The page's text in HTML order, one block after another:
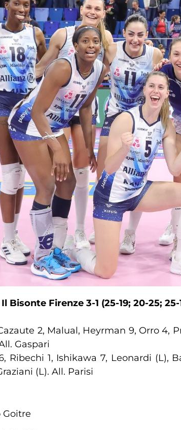
Il Bisonte Firenze 3-1 (25-19; 20-25; 25-
2, Malual, Heyrman 9, Orro 4,
Gaspari
Ribechi 1, Ishikawa 7, Leonardi (L),
(L). All. Parisi
Goitre